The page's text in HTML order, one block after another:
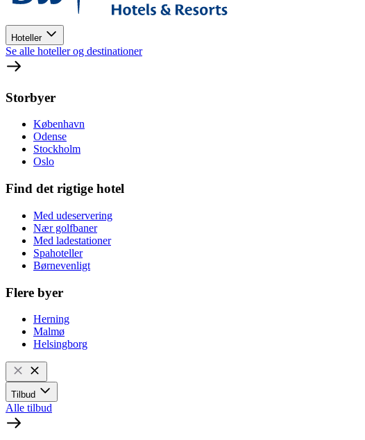
Hoteller
Se alle hoteller og destinationer
Storbyer
København
Odense
Stockholm
Oslo
Find det rigtige hotel
Med udeservering
Nær golfbaner
Med ladestationer
Spahoteller
Børnevenligt
Flere byer
Herning
Malmø
Helsingborg
Tilbud
Alle tilbud